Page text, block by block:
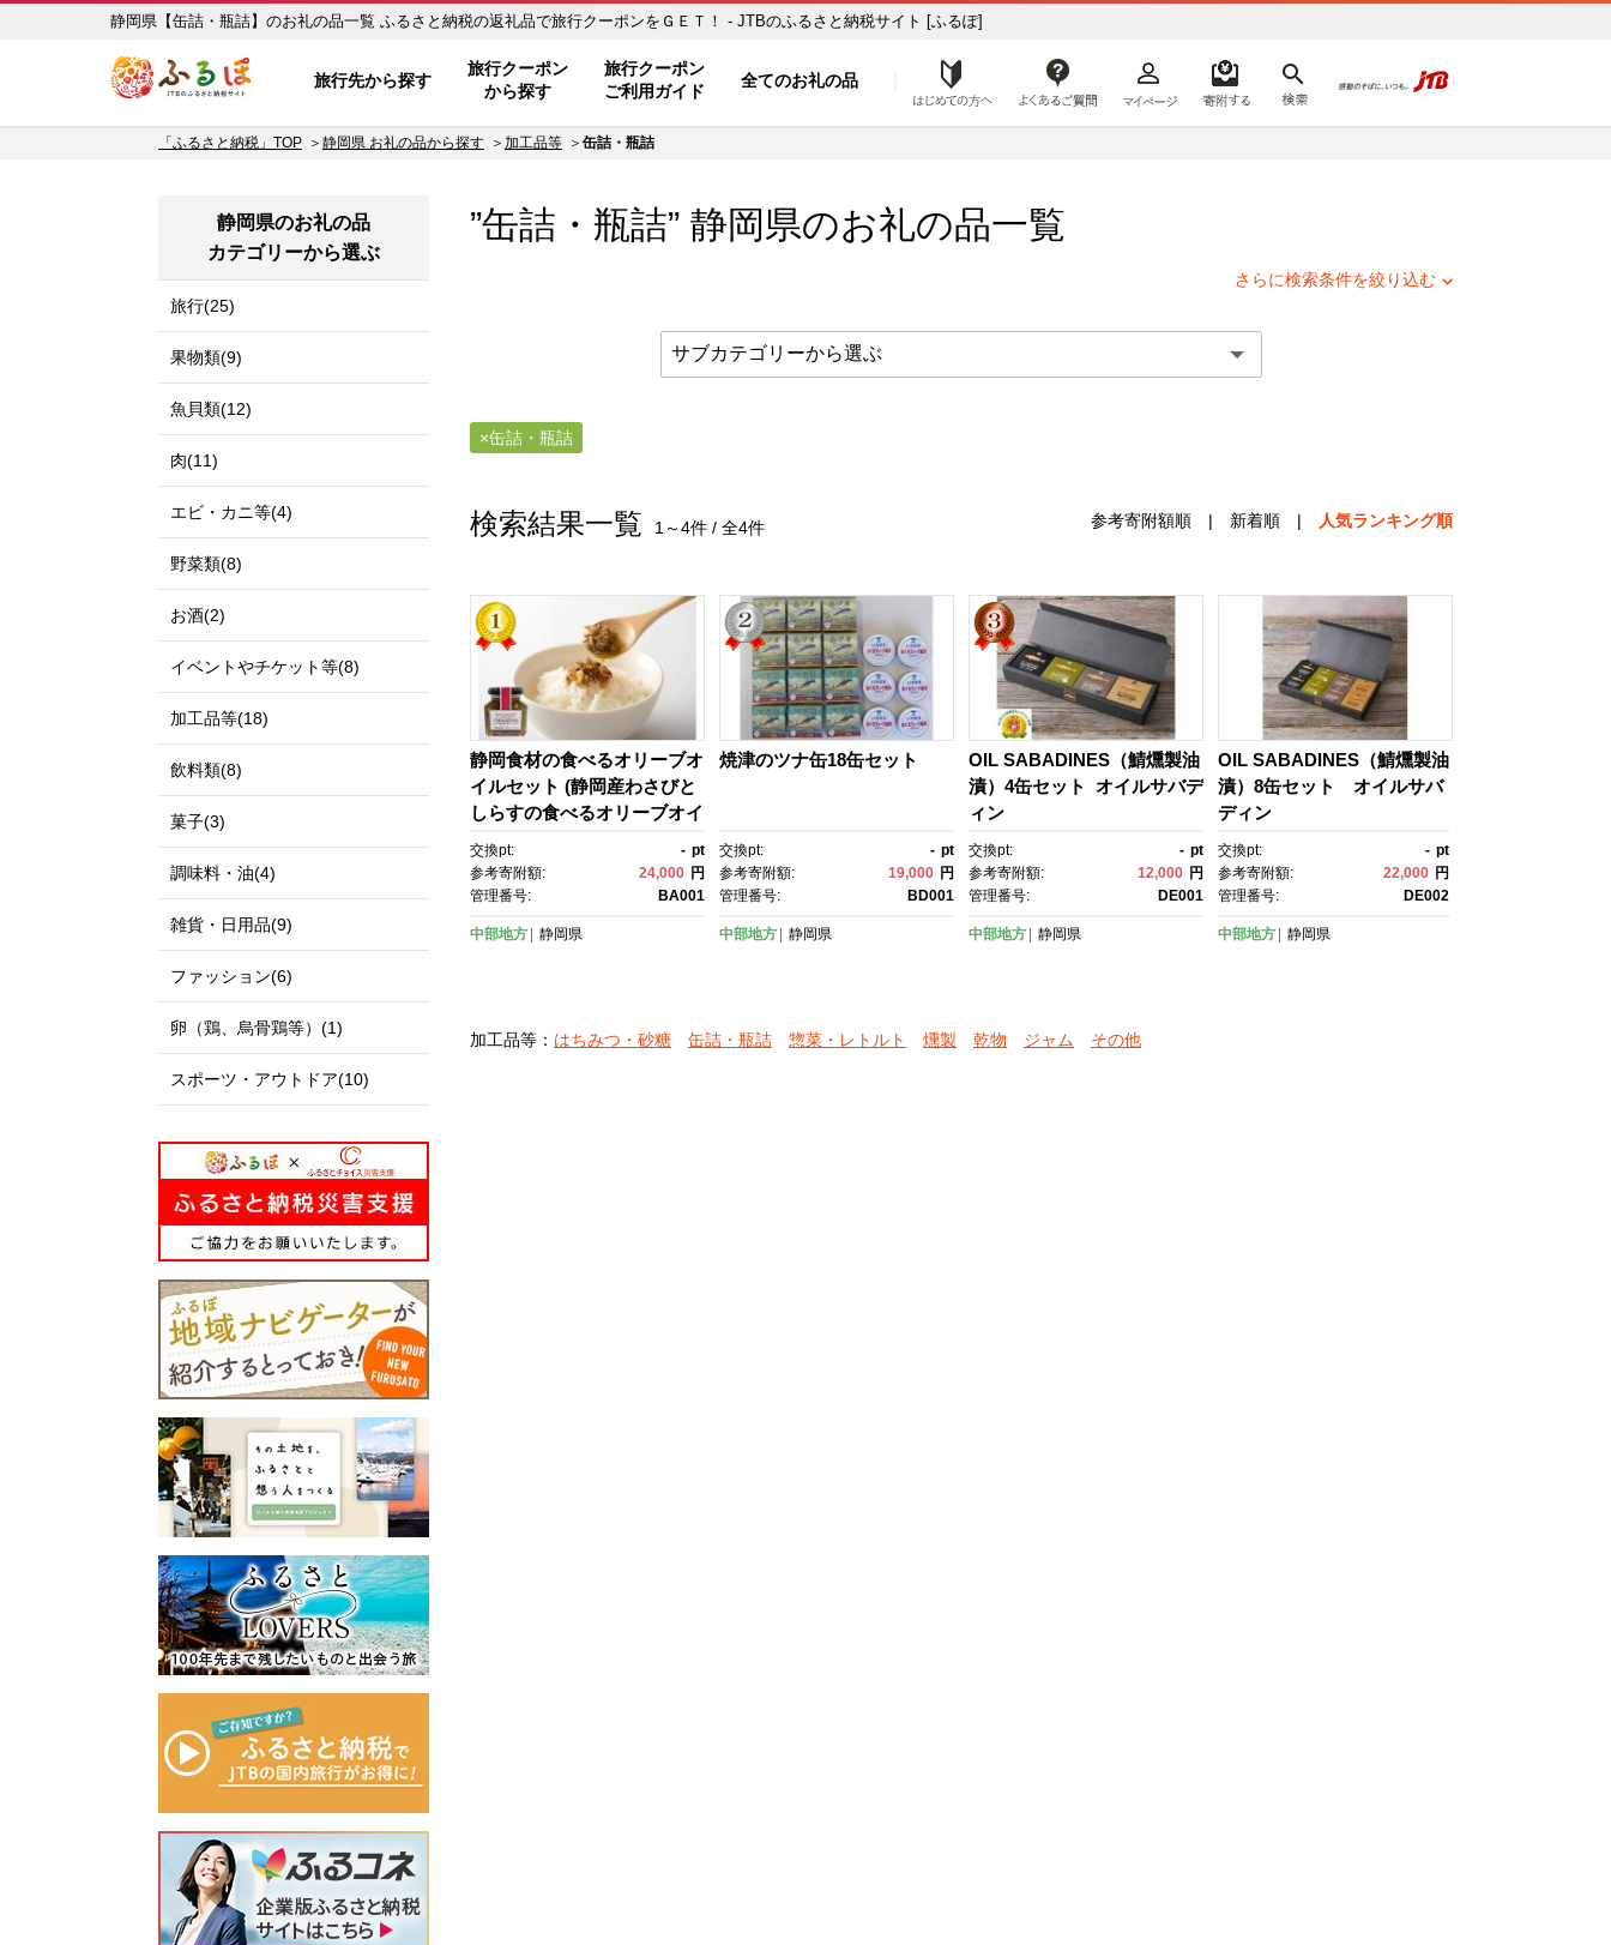
静岡県【缶詰・瓶詰】のお礼の品一覧 ふるさと納税の返礼品で旅行クーポンをＧＥＴ！ - JTBのふるさと納税サイト [ふるぽ]
旅行先から探す
旅行クーポン
から探す
旅行クーポン
ご利用ガイド
全てのお礼の品 はじめての方へ
「ふるさと納税」TOP 静岡県 お礼の品から探す 加工品等 缶詰・瓶詰
”缶詰・瓶詰” 静岡県のお礼の品一覧
さらに検索条件を絞り込む
缶詰・瓶詰
検索結果一覧 1～4件 / 全4件 参考寄附額順 | 新着順 | 人気ランキング順
静岡食材の食べるオリーブオ
イルセット (静岡産わさびと
しらすの食べるオリーブオイ
ル（120g）×３瓶、焼津かつ
おの和風ペースト（120g）×
２瓶)
交換pt: - pt
参考寄附額:
24,000 円
管理番号:
BA001
中部地方 静岡県
焼津のツナ缶18缶セット
交換pt: - pt
参考寄附額:
19,000 円
管理番号:
BD001
中部地方 静岡県
OIL SABADINES（鯖燻製油
漬）4缶セット オイルサバデ
ィン
交換pt: - pt
参考寄附額:
12,000 円
管理番号:
DE001
中部地方 静岡県
OIL SABADINES（鯖燻製油
漬）8缶セット オイルサバ
ディン
交換pt: - pt
参考寄附額:
22,000 円
管理番号:
DE002
中部地方 静岡県
加工品等： はちみつ・砂糖 缶詰・瓶詰 惣菜・レトルト 燻製 乾物 ジャム その他
静岡県のお礼の品
カテゴリーから選ぶ
旅行(25)
果物類(9)
魚貝類(12)
肉(11)
エビ・カニ等(4)
野菜類(8)
お酒(2)
イベントやチケット等(8)
加工品等(18)
飲料類(8)
菓子(3)
調味料・油(4)
雑貨・日用品(9)
ファッション(6)
卵（鶏、烏骨鶏等）(1)
スポーツ・アウトドア(10)